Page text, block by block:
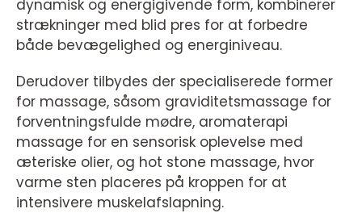
dynamisk og energigivende form, kombinerer
strækninger med blid pres for at forbedre
både bevægelighed og energiniveau.
Derudover tilbydes der specialiserede former
for massage, såsom graviditetsmassage for
forventningsfulde mødre, aromaterapi
massage for en sensorisk oplevelse med
æteriske olier, og hot stone massage, hvor
varme sten placeres på kroppen for at
intensivere muskelafslapning.